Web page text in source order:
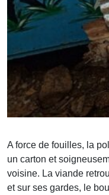
A force de fouilles, la
un carton et
voisine. La viande
et sur ses gardes, le